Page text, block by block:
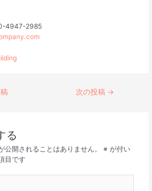
4947-2985
次の投稿 →
る
公開されることはありません。 ※ が付い
目です